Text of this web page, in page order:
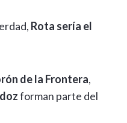
Rota sería el
de la Frontera,
forman parte del